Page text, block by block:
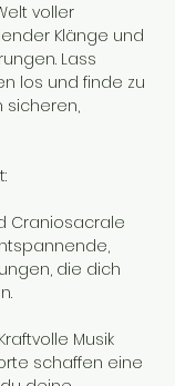
voller
Klänge und
Lass
los und finde zu
sicheren,
Craniosacrale
die dich
Musik
schaffen eine